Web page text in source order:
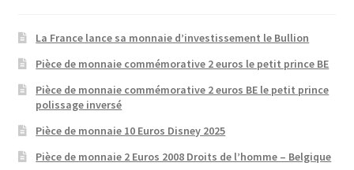
La France lance sa monnaie d’investissement le Bullion
Pièce de monnaie commémorative 2 euros le petit prince BE
Pièce de monnaie commémorative 2 euros BE le petit prince
polissage inversé
Pièce de monnaie 10 Euros Disney 2025
Pièce de monnaie 2 Euros 2008 Droits de l’homme – Belgique